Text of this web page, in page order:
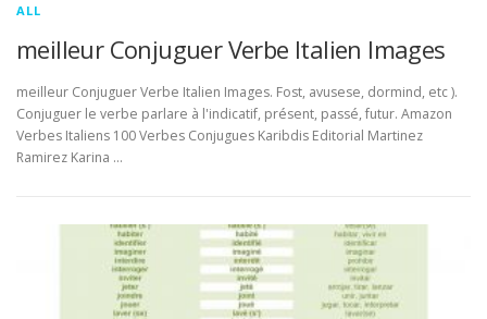
ALL
meilleur Conjuguer Verbe Italien Images
meilleur Conjuguer Verbe Italien Images. Fost, avusese, dormind, etc ).
Conjuguer le verbe parlare à l'indicatif, présent, passé, futur. Amazon
Verbes Italiens 100 Verbes Conjugues Karibdis Editorial Martinez
Ramirez Karina …